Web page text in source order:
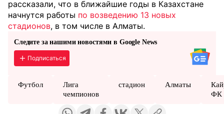
рассказали, что в ближайшие годы в Казахстане
начнутся работы по возведению 13 новых
стадионов, в том числе в Алматы.
Следите за нашими новостями в Google News
Подписаться
Футбол
Лига
чемпионов
стадион Алматы
ФК